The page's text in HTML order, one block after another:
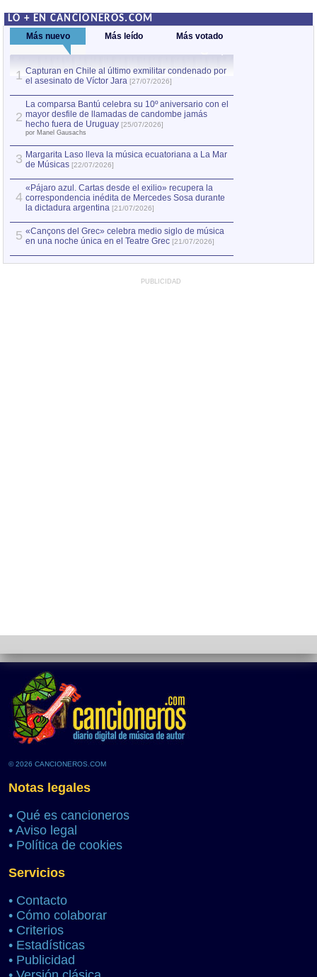
LO + EN CANCIONEROS.COM
Más nuevo Más leído Más votado
1 Capturan en Chile al último exmilitar condenado por
el asesinato de Víctor Jara [27/07/2026]
2
La comparsa Bantú celebra su 10º aniversario con el
mayor desfile de llamadas de candombe jamás
hecho fuera de Uruguay [25/07/2026]
por Manel Gausachs
3 Margarita Laso lleva la música ecuatoriana a La Mar
de Músicas [22/07/2026]
4
«Pájaro azul. Cartas desde el exilio» recupera la
correspondencia inédita de Mercedes Sosa durante
la dictadura argentina [21/07/2026]
5 «Cançons del Grec» celebra medio siglo de música
en una noche única en el Teatre Grec [21/07/2026]
PUBLICIDAD
© 2026 CANCIONEROS.COM
Notas legales
• Qué es cancioneros
• Aviso legal
• Política de cookies
Servicios
• Contacto
• Cómo colaborar
• Criterios
• Estadísticas
• Publicidad